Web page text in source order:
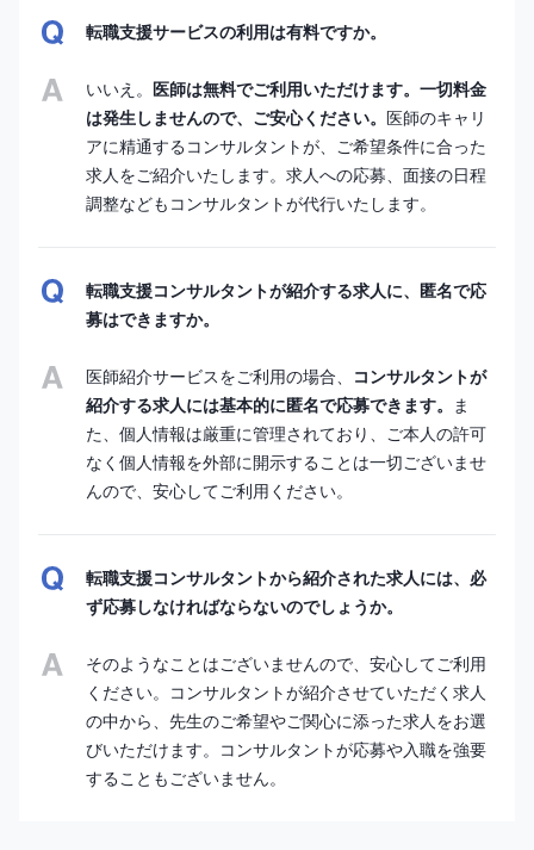
転職支援サービスの利用は有料ですか。
いいえ。 医師は無料でご利用いただけます。一切料金
は発生しませんので、ご安心ください。 医師のキャリ
アに精通するコンサルタントが、ご希望条件に合った
求人をご紹介いたします。求人への応募、面接の日程
調整などもコンサルタントが代行いたします。
転職支援コンサルタントが紹介する求人に、匿名で応
募はできますか。
医師紹介サービスをご利用の場合、
コンサルタントが
紹介する求人には基本的に匿名で応募できます。 ま
た、個人情報は厳重に管理されており、ご本人の許可
なく個人情報を外部に開示することは一切ございませ
んので、安心してご利用ください。
転職支援コンサルタントから紹介された求人には、必
ず応募しなければならないのでしょうか。
そのようなことはございませんので、安心してご利用
ください。コンサルタントが紹介させていただく求人
の中から、先生のご希望やご関心に添った求人をお選
びいただけます。コンサルタントが応募や入職を強要
することもございません。